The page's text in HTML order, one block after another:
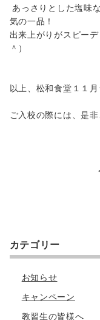
あっさりとした塩味
気の一品！
出来上がりがスピー
＾）
以上、松和食堂１１
ご入校の際には、是
カテゴリー
お知らせ
キャンペーン
教習生の皆様へ